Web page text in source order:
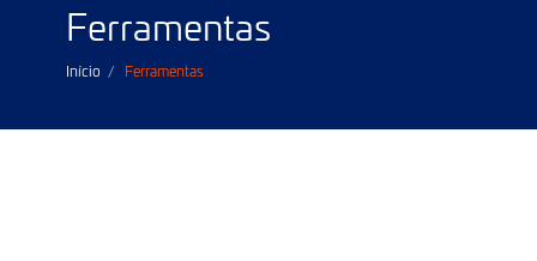
Ferramentas
Início Ferramentas